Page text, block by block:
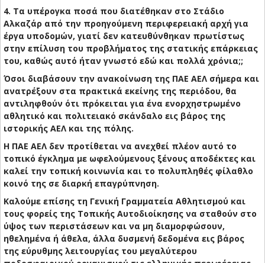
4. Τα υπέρογκα ποσά που διατέθηκαν στο Στάδιο
Αλκαζάρ από την προηγούμενη περιφερειακή αρχή για
έργα υποδομών, γιατί δεν κατευθύνθηκαν πρωτίστως
στην επίλυση του προβλήματος της στατικής επάρκειας
του, καθώς αυτό ήταν γνωστό εδώ και πολλά χρόνια;;
Όσοι διαβάσουν την ανακοίνωση της ΠΑΕ ΑΕΛ σήμερα και
ανατρέξουν στα πρακτικά εκείνης της περιόδου, θα
αντιληφθούν ότι πρόκειται για ένα ενορχηστρωμένο
αθλητικό και πολιτειακό σκάνδαλο εις βάρος της
ιστορικής ΑΕΛ και της πόλης.
Η ΠΑΕ ΑΕΛ δεν προτίθεται να ανεχθεί πλέον αυτό το
τοπικό έγκλημα με ωφελούμενους ξένους αποδέκτες και
καλεί την τοπική κοινωνία και το πολυπληθές φίλαθλο
κοινό της σε διαρκή επαγρύπνηση.
Καλούμε επίσης τη Γενική Γραμματεία Αθλητισμού και
τους φορείς της Τοπικής Αυτοδιοίκησης να σταθούν στο
ύψος των περιστάσεων και να μη διαμορφώσουν,
ηθελημένα ή άθελα, άλλα δυσμενή δεδομένα εις βάρος
της εύρυθμης λειτουργίας του μεγαλύτερου